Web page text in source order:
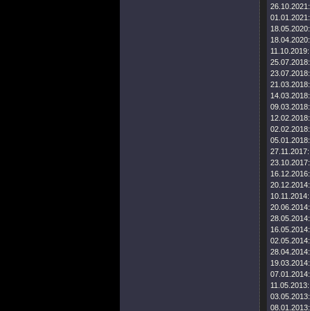
26.10.2021:
01.01.2021:
18.05.2020:
18.04.2020:
11.10.2019:
25.07.2018:
23.07.2018:
21.03.2018:
14.03.2018:
09.03.2018:
12.02.2018:
02.02.2018:
05.01.2018:
27.11.2017:
23.10.2017:
16.12.2016:
20.12.2014:
10.11.2014:
20.06.2014:
28.05.2014:
16.05.2014:
02.05.2014:
28.04.2014:
19.03.2014:
07.01.2014:
11.05.2013:
03.05.2013:
08.01.2013: